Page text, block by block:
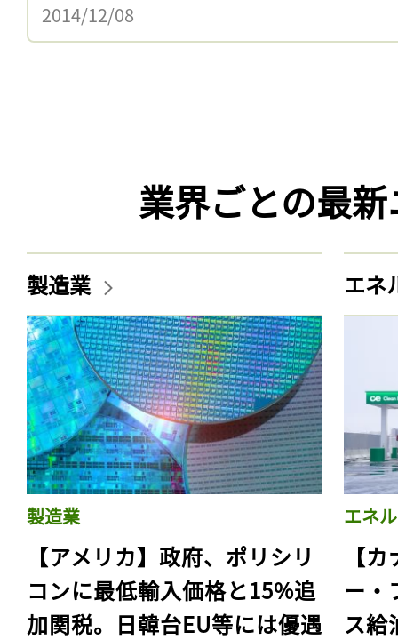
2014/12/08
業界ごとの最
製造業
製造業
【アメリカ】政府、ポリシリ
コンに最低輸入価格と15%追
加関税。日韓台EU等には優遇
エネ
エネ
【
ー・
ス給